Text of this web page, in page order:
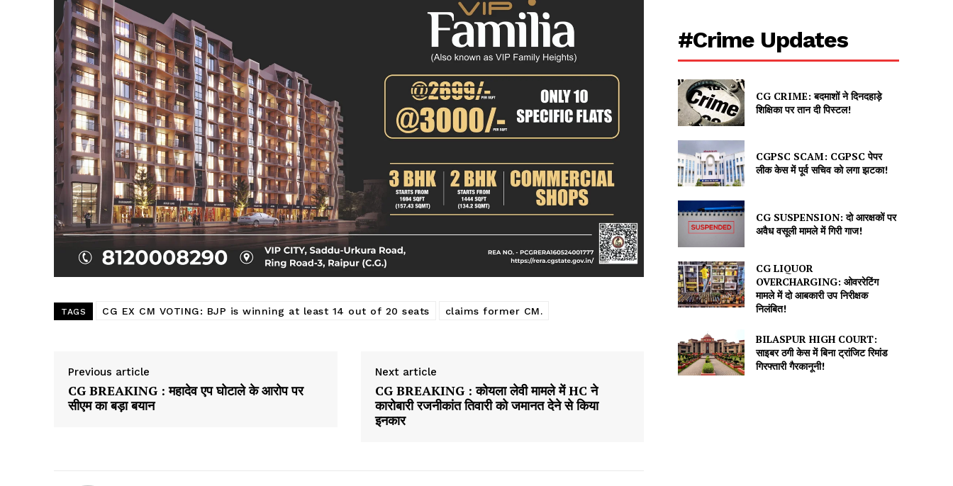
TAGS CG EX CM VOTING: BJP is winning at least 14 out of 20 seats claims former CM.
Previous article
CG BREAKING : महादेव एप घोटाले के आरोप पर
सीएम का बड़ा बयान
Next article
CG BREAKING : कोयला लेवी मामले में HC ने
कारोबारी रजनीकांत तिवारी को जमानत देने से किया
इनकार
#Crime Updates
CG CRIME: बदमाशों ने दिनदहाड़े
शिक्षिका पर तान दी पिस्टल!
CGPSC SCAM: CGPSC पेपर
लीक केस में पूर्व सचिव को लगा झटका!
CG SUSPENSION: दो आरक्षकों पर
अवैध वसूली मामले में गिरी गाज!
CG LIQUOR
OVERCHARGING: ओवररेटिंग
मामले में दो आबकारी उप निरीक्षक
निलंबित!
BILASPUR HIGH COURT:
साइबर ठगी केस में बिना ट्रांजिट रिमांड
गिरफ्तारी गैरकानूनी!